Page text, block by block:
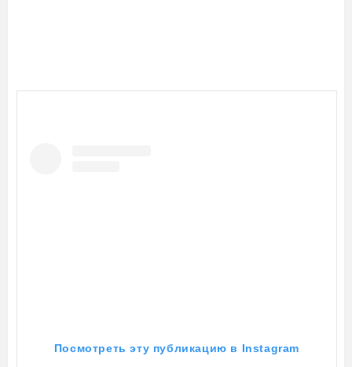
Посмотреть эту публикацию в Instagram